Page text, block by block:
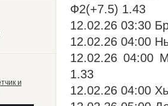
Ф2(+7.5) 1.43
12.02.26 03:30
12.02.26 04:00
12.02.26 04:00
1.33
12.02.26 04:00